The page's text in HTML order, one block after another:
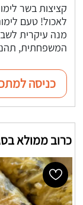
קציצות בשר
לאכול! טעם
מנה עיקרית
המשפחתית,
כניסה
כרוב ממולא